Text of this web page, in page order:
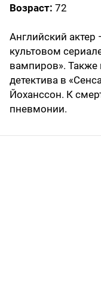
Возраст: 72
Английский
культовом
вампиров». Также
детектива в
Йоханссон. К
пневмонии.